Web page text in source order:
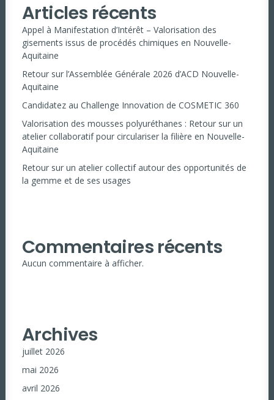
Articles récents
Appel à Manifestation d’Intérêt – Valorisation des
gisements issus de procédés chimiques en Nouvelle-
Aquitaine
Retour sur l’Assemblée Générale 2026 d’ACD Nouvelle-
Aquitaine
Candidatez au Challenge Innovation de COSMETIC 360
Valorisation des mousses polyuréthanes : Retour sur un
atelier collaboratif pour circulariser la filière en Nouvelle-
Aquitaine
Retour sur un atelier collectif autour des opportunités de
la gemme et de ses usages
Commentaires récents
Aucun commentaire à afficher.
Archives
juillet 2026
mai 2026
avril 2026